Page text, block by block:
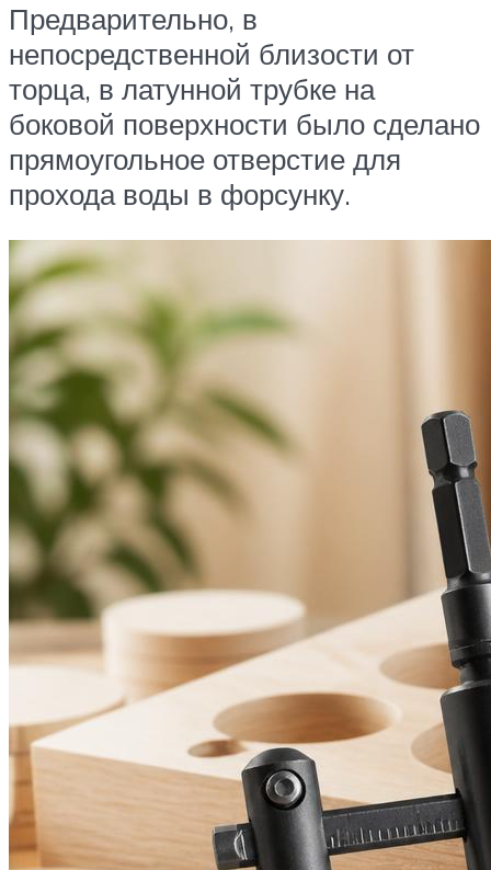
Предварительно, в
непосредственной близости от
торца, в латунной трубке на
боковой поверхности было сделано
прямоугольное отверстие для
прохода воды в форсунку.